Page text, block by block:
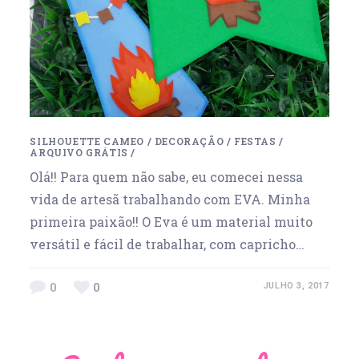
SILHOUETTE CAMEO / DECORAÇÃO / FESTAS /
ARQUIVO GRÁTIS /
Olá!! Para quem não sabe, eu comecei nessa
vida de artesã trabalhando com EVA. Minha
primeira paixão!! O Eva é um material muito
versátil e fácil de trabalhar, com capricho…
0 0 JULHO 3, 2017